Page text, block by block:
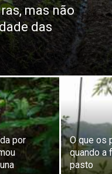
mas não
das
por
O que os
quando a
pasto